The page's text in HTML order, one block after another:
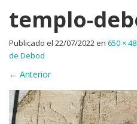
templo-
Publicado el 22/07/2022en 650 ×
de Debod
← Anterior